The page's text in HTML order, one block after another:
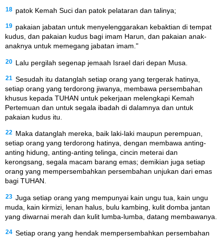
18 patok Kemah Suci dan patok pelataran dan talinya;
19 pakaian jabatan untuk menyelenggarakan kebaktian di tempat
kudus, dan pakaian kudus bagi imam Harun, dan pakaian anak-
anaknya untuk memegang jabatan imam."
20 Lalu pergilah segenap jemaah Israel dari depan Musa.
21 Sesudah itu datanglah setiap orang yang tergerak hatinya,
setiap orang yang terdorong jiwanya, membawa persembahan
khusus kepada TUHAN untuk pekerjaan melengkapi Kemah
Pertemuan dan untuk segala ibadah di dalamnya dan untuk
pakaian kudus itu.
22 Maka datanglah mereka, baik laki-laki maupun perempuan,
setiap orang yang terdorong hatinya, dengan membawa anting-
anting hidung, anting-anting telinga, cincin meterai dan
kerongsang, segala macam barang emas; demikian juga setiap
orang yang mempersembahkan persembahan unjukan dari emas
bagi TUHAN.
23 Juga setiap orang yang mempunyai kain ungu tua, kain ungu
muda, kain kirmizi, lenan halus, bulu kambing, kulit domba jantan
yang diwarnai merah dan kulit lumba-lumba, datang membawanya.
24 Setiap orang yang hendak mempersembahkan persembahan